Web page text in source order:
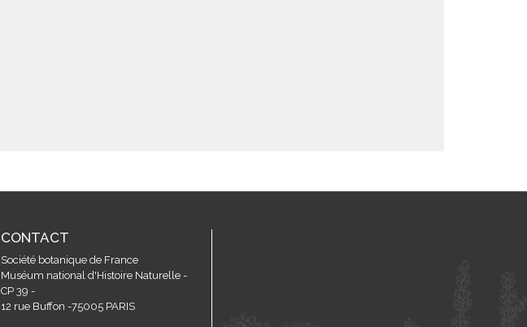
CONTACT
Société botanique de France
Muséum national d'Histoire Naturelle -
CP 39 -
12 rue Buffon -75005 PARIS